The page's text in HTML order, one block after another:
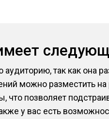
аудиторию, так как она
можно разместить на
что позволяет
у вас есть